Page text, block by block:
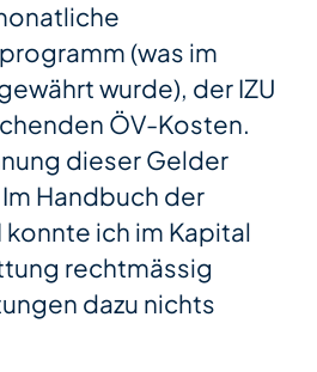
(was im
wurde), der IZU
ÖV-Kosten.
dieser Gelder
Handbuch der
konnte ich im Kapital
rechtmässig
dazu nichts